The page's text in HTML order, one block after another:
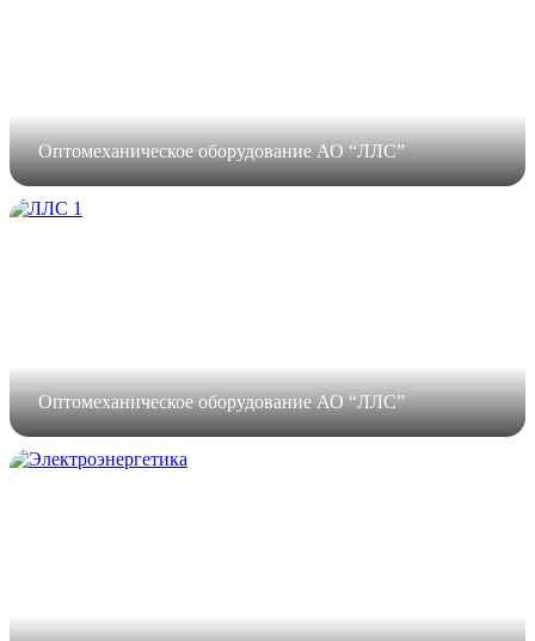
Оптомеханическое оборудование АО “ЛЛС”
Оптомеханическое оборудование АО “ЛЛС”